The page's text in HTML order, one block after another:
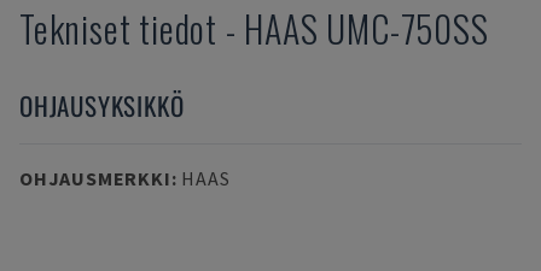
Tekniset tiedot - HAAS UMC-750SS
OHJAUSYKSIKKÖ
OHJAUSMERKKI: HAAS